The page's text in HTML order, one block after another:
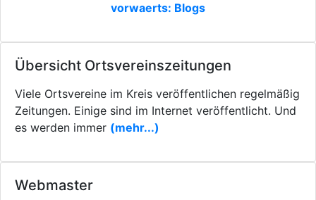
vorwaerts: Blogs
Übersicht Ortsvereinszeitungen
Viele Ortsvereine im Kreis veröffentlichen regelmäßig
Zeitungen. Einige sind im Internet veröffentlicht. Und
es werden immer (mehr...)
Webmaster